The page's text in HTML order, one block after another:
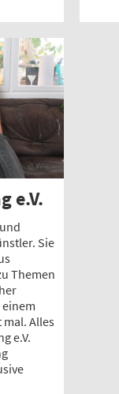
e.V.
Sie
Themen
Alles
e.V.